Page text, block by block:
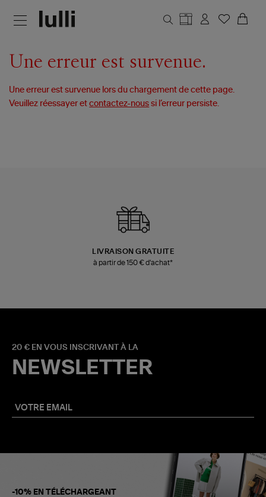
Une erreur est survenue.
Une erreur est survenue lors du chargement de cette page.
Veuillez réessayer etcontactez-nous si l’erreur persiste.
LIVRAISON GRATUITE
à partir de 150 € d'achat*
20 € EN VOUS INSCRIVANT À LA
NEWSLETTER
-10% EN TÉLÉCHARGEANT